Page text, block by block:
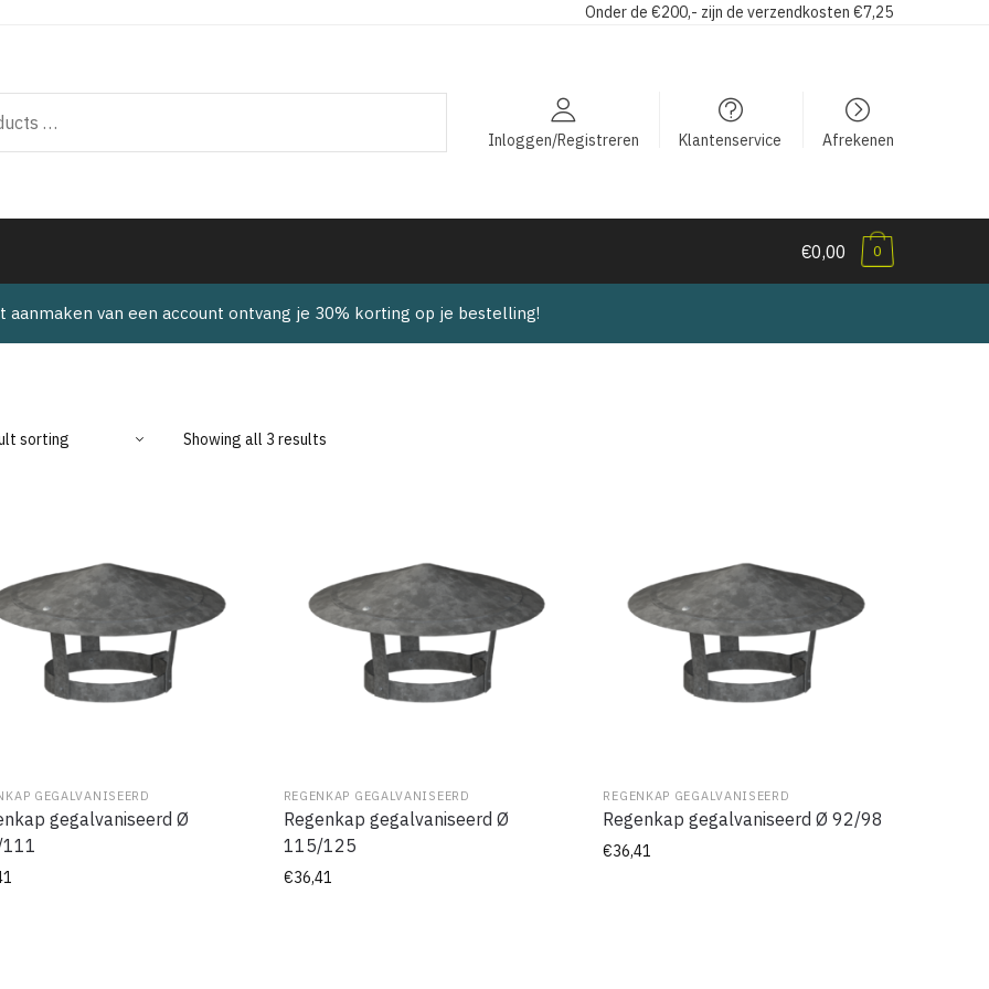
Onder de €200,- zijn de verzendkosten €7,25
Inloggen/Registreren Klantenservice Afrekenen
€0,00 0
aanmaken van een account ontvang je 30% korting op je bestelling!
Showing all 3 results
GEGALVANISEERD
gegalvaniseerd Ø
REGENKAP GEGALVANISEERD
Regenkap gegalvaniseerd Ø
115/125
€36,41
REGENKAP GEGALVANISEERD
Regenkap gegalvaniseerd Ø 92/98
€36,41